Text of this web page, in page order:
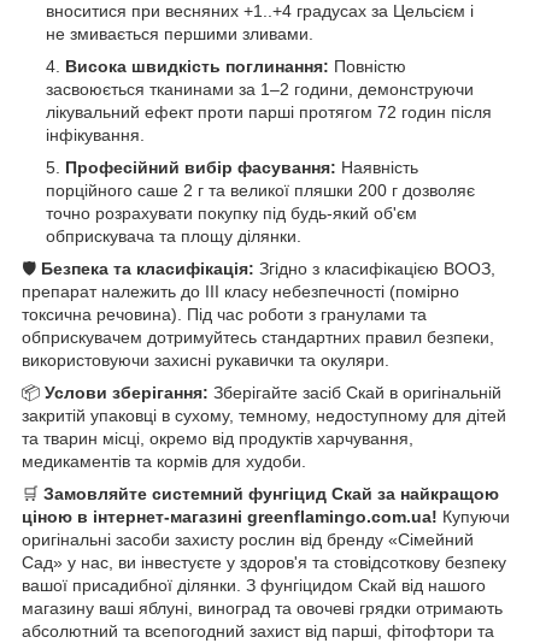
вноситися при весняних +1..+4 градусах за Цельсієм і
не змивається першими зливами.
Висока швидкість поглинання: Повністю
засвоюється тканинами за 1–2 години, демонструючи
лікувальний ефект проти парші протягом 72 годин після
інфікування.
Професійний вибір фасування: Наявність
порційного саше 2 г та великої пляшки 200 г дозволяє
точно розрахувати покупку під будь-який об'єм
обприскувача та площу ділянки.
🛡️ Безпека та класифікація: Згідно з класифікацією ВООЗ,
препарат належить до III класу небезпечності (помірно
токсична речовина). Під час роботи з гранулами та
обприскувачем дотримуйтесь стандартних правил безпеки,
використовуючи захисні рукавички та окуляри.
📦 Услови зберігання: Зберігайте засіб Скай в оригінальній
закритій упаковці в сухому, темному, недоступному для дітей
та тварин місці, окремо від продуктів харчування,
медикаментів та кормів для худоби.
🛒 Замовляйте системний фунгіцид Скай за найкращою
ціною в інтернет-магазині greenflamingo.com.ua! Купуючи
оригінальні засоби захисту рослин від бренду «Сімейний
Сад» у нас, ви інвестуєте у здоров'я та стовідсоткову безпеку
вашої присадибної ділянки. З фунгіцидом Скай від нашого
магазину ваші яблуні, виноград та овочеві грядки отримають
абсолютний та всепогодний захист від парші, фітофтори та